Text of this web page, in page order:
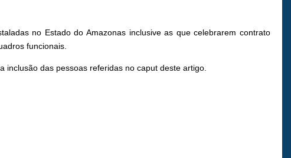
no Estado do Amazonas inclusive as que celebrarem contrato
funcionais.
inclusão das pessoas referidas no caput deste artigo.